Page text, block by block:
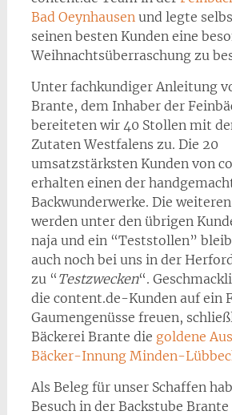
Bad Oeynhausenund legte
seinen besten Kunden eine
Weihnachtsüberraschung zu
Unter fachkundiger Anleitung
Brante, dem Inhaber der
bereiteten wir 40 Stollen mit
Zutaten Westfalens zu. Die 20
umsatzstärksten Kunden von
erhalten einen der
Backwunderwerke. Die
werden unter den übrigen
naja und ein “Teststollen”
auch noch bei uns in der
zu “ Testzwecken“.
die content.de-Kunden auf ein
Gaumengenüsse freuen,
Bäckerei Brante die goldene
Bäcker-Innung Minden-
Als Beleg für unser Schaffen
Besuch in der Backstube